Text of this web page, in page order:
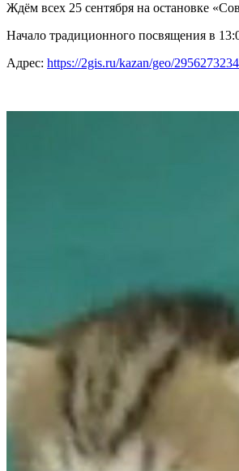
Ждём всех 25 сентября на остановке
Начало традиционного посвящения в
Адрес: https://2gis.ru/kazan/geo/